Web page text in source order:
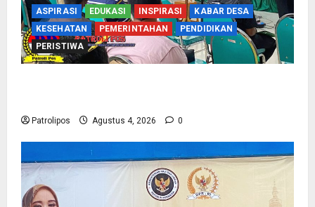
ASPIRASI EDUKASI INSPIRASI
KABAR DESA
KESEHATAN
PEMERINTAHAN
PENDIDIKAN
PERISTIWA
Patrolipos Agustus 4, 2026 0